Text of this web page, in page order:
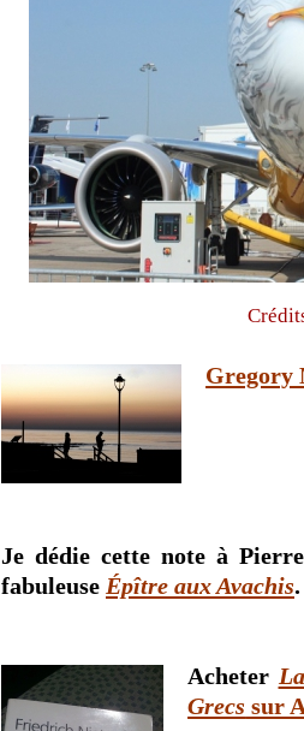
Gregory
Je dédie cette note à
fabuleuse Épître aux Avachis.
Acheter
Grecs sur